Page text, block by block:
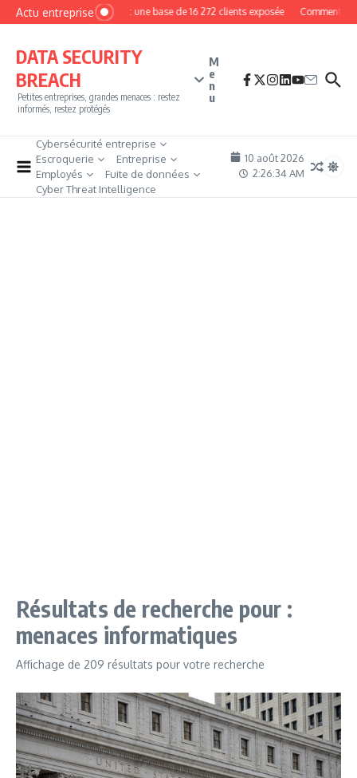
Aller au contenu
Actu entrepriseMyPhoto : une base de 16 272 clients exposée Comment
DATA SECURITY
BREACH
Petites entreprises, grandes menaces : restez
informés, restez protégés
M
e
n
u
Cybersécurité entreprise
Escroquerie
Entreprise
Employés
Fuite de données
Cyber Threat Intelligence
10 août 2026
2:26:35 AM
Résultats de recherche pour :
menaces informatiques
Affichage de 209 résultats pour votre recherche